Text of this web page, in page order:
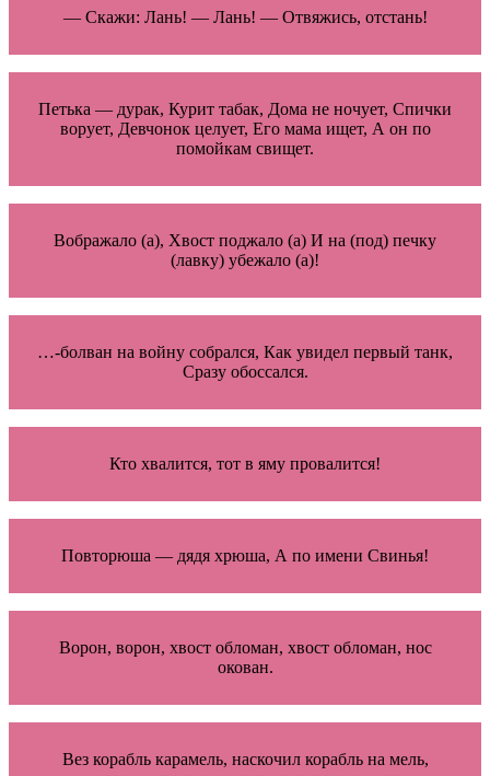
— Скажи: Лань! — Лань! — Отвяжись, отстань!
Петька — дурак, Курит табак, Дома не ночует, Спички
ворует, Девчонок целует, Его мама ищет, А он по
помойкам свищет.
Вображало (а), Хвост поджало (а) И на (под) печку
(лавку) убежало (а)!
…-болван на войну собрался, Как увидел первый танк,
Сразу обоссался.
Кто хвалится, тот в яму провалится!
Повторюша — дядя хрюша, А по имени Свинья!
Ворон, ворон, хвост обломан, хвост обломан, нос
окован.
Вез корабль карамель, наскочил корабль на мель,